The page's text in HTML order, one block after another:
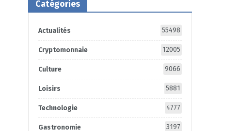
Catégories
Actualités 55498
Cryptomonnaie 12005
Culture 9066
Loisirs 5881
Technologie 4777
Gastronomie 3197